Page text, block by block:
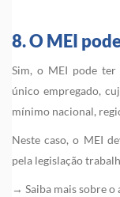
8. O MEI
Sim, o MEI pode
único empregado,
mínimo nacional,
Neste caso, o MEI
pela legislação
→ Saiba mais sobre o